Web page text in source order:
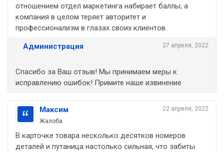
отношением отдел маркетинга набирает баллы, а
компания в целом теряет авторитет и
профессионализм в глазах своих клиентов.
27 апреля, 2022
Администрация
Спасибо за Ваш отзыв! Мы принимаем меры к
исправлению ошибок! Примите наше извинение
22 апреля, 2022
Максим
Жалоба
В карточке товара несколько десятков номеров
деталей и путаница настолько сильная, что забиты